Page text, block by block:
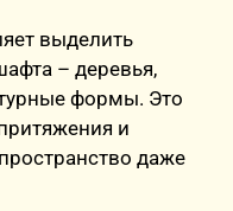
выделить
– деревья,
формы. Это
и
даже